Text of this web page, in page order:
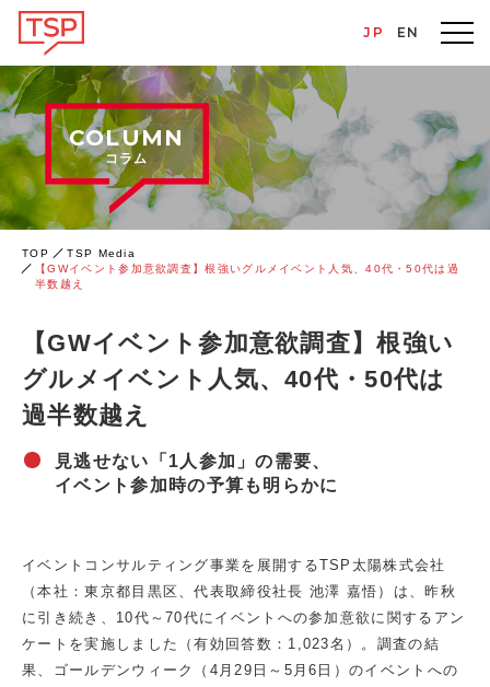
JP EN
COLUMN
コラム
TOP
TSP Media
【GWイベント参加意欲調査】根強いグルメイベント人気、40代・50代は過
半数越え
【GWイベント参加意欲調査】根強い
グルメイベント人気、40代・50代は
過半数越え
見逃せない「1人参加」の需要、
イベント参加時の予算も明らかに
イベントコンサルティング事業を展開するTSP太陽株式会社
（本社：東京都目黒区、代表取締役社長 池澤 嘉悟）は、昨秋
に引き続き、10代～70代にイベントへの参加意欲に関するアン
ケートを実施しました（有効回答数：1,023名）。調査の結
果、ゴールデンウィーク（4月29日～5月6日）のイベントへの